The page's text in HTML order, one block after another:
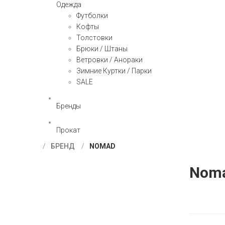
Одежда
Футболки
Кофты
Толстовки
Брюки / Штаны
Ветровки / Анораки
Зимние Куртки / Парки
SALE
Бренды
Прокат
БРЕНД
NOMAD